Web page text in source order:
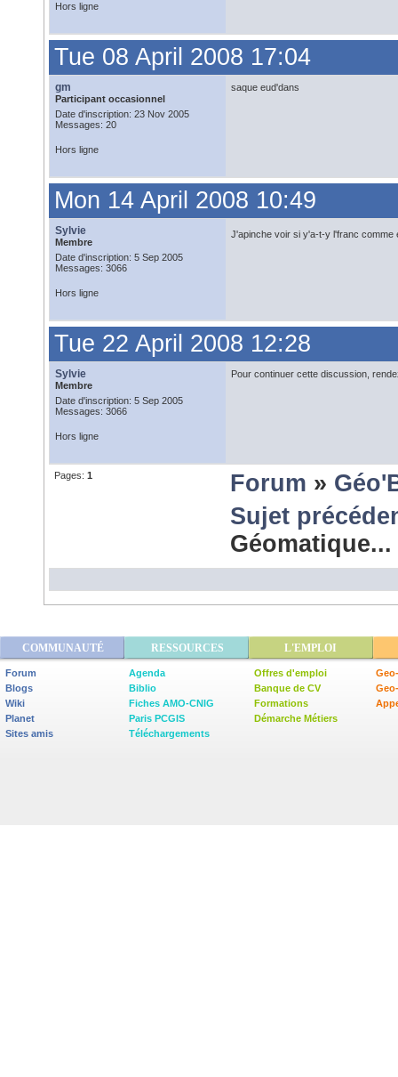
Hors ligne
Tue 08 April 2008 17:04
gm
Participant occasionnel
Date d'inscription: 23 Nov 2005
Messages: 20
saque eud'dans
Hors ligne
Mon 14 April 2008 10:49
Sylvie
Membre
Date d'inscription: 5 Sep 2005
Messages: 3066
J'apinche voir si y'a-t-y l'franc comme
Hors ligne
Tue 22 April 2008 12:28
Sylvie
Membre
Date d'inscription: 5 Sep 2005
Messages: 3066
Pour continuer cette discussion,
Hors ligne
Pages: 1 Forum »
Sujet
COMMUNAUTÉ RESSOURCES L'EMPLOI
Forum
Blogs
Wiki
Planet
Sites amis
Agenda
Biblio
Fiches AMO-CNIG
Paris PCGIS
Téléchargements
Offres d'emploi
Banque de CV
Formations
Démarche Métiers